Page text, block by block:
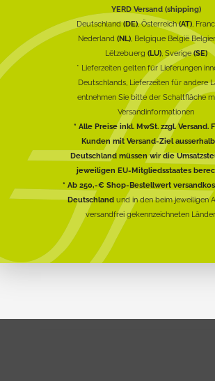
YERD Versand (shipping)
Deutschland(DE), Österreich(AT),
Nederland (NL), Belgique België
Lëtzebuerg (LU), Sverige(SE)
* Lieferzeiten gelten für Lieferungen
Deutschlands, Lieferzeiten für andere
entnehmen Sie bitte der Schaltfläche
Versandinformationen
* Alle Preise inkl. MwSt. zzgl. Versand.
Kunden mit Versand-Ziel
Deutschland müssen wir die
jeweiligen EU-Mitgliedsstaates
* Ab 250,-€ Shop-Bestellwert
Deutschlandund in den beim jeweiligen
versandfrei gekennzeichneten